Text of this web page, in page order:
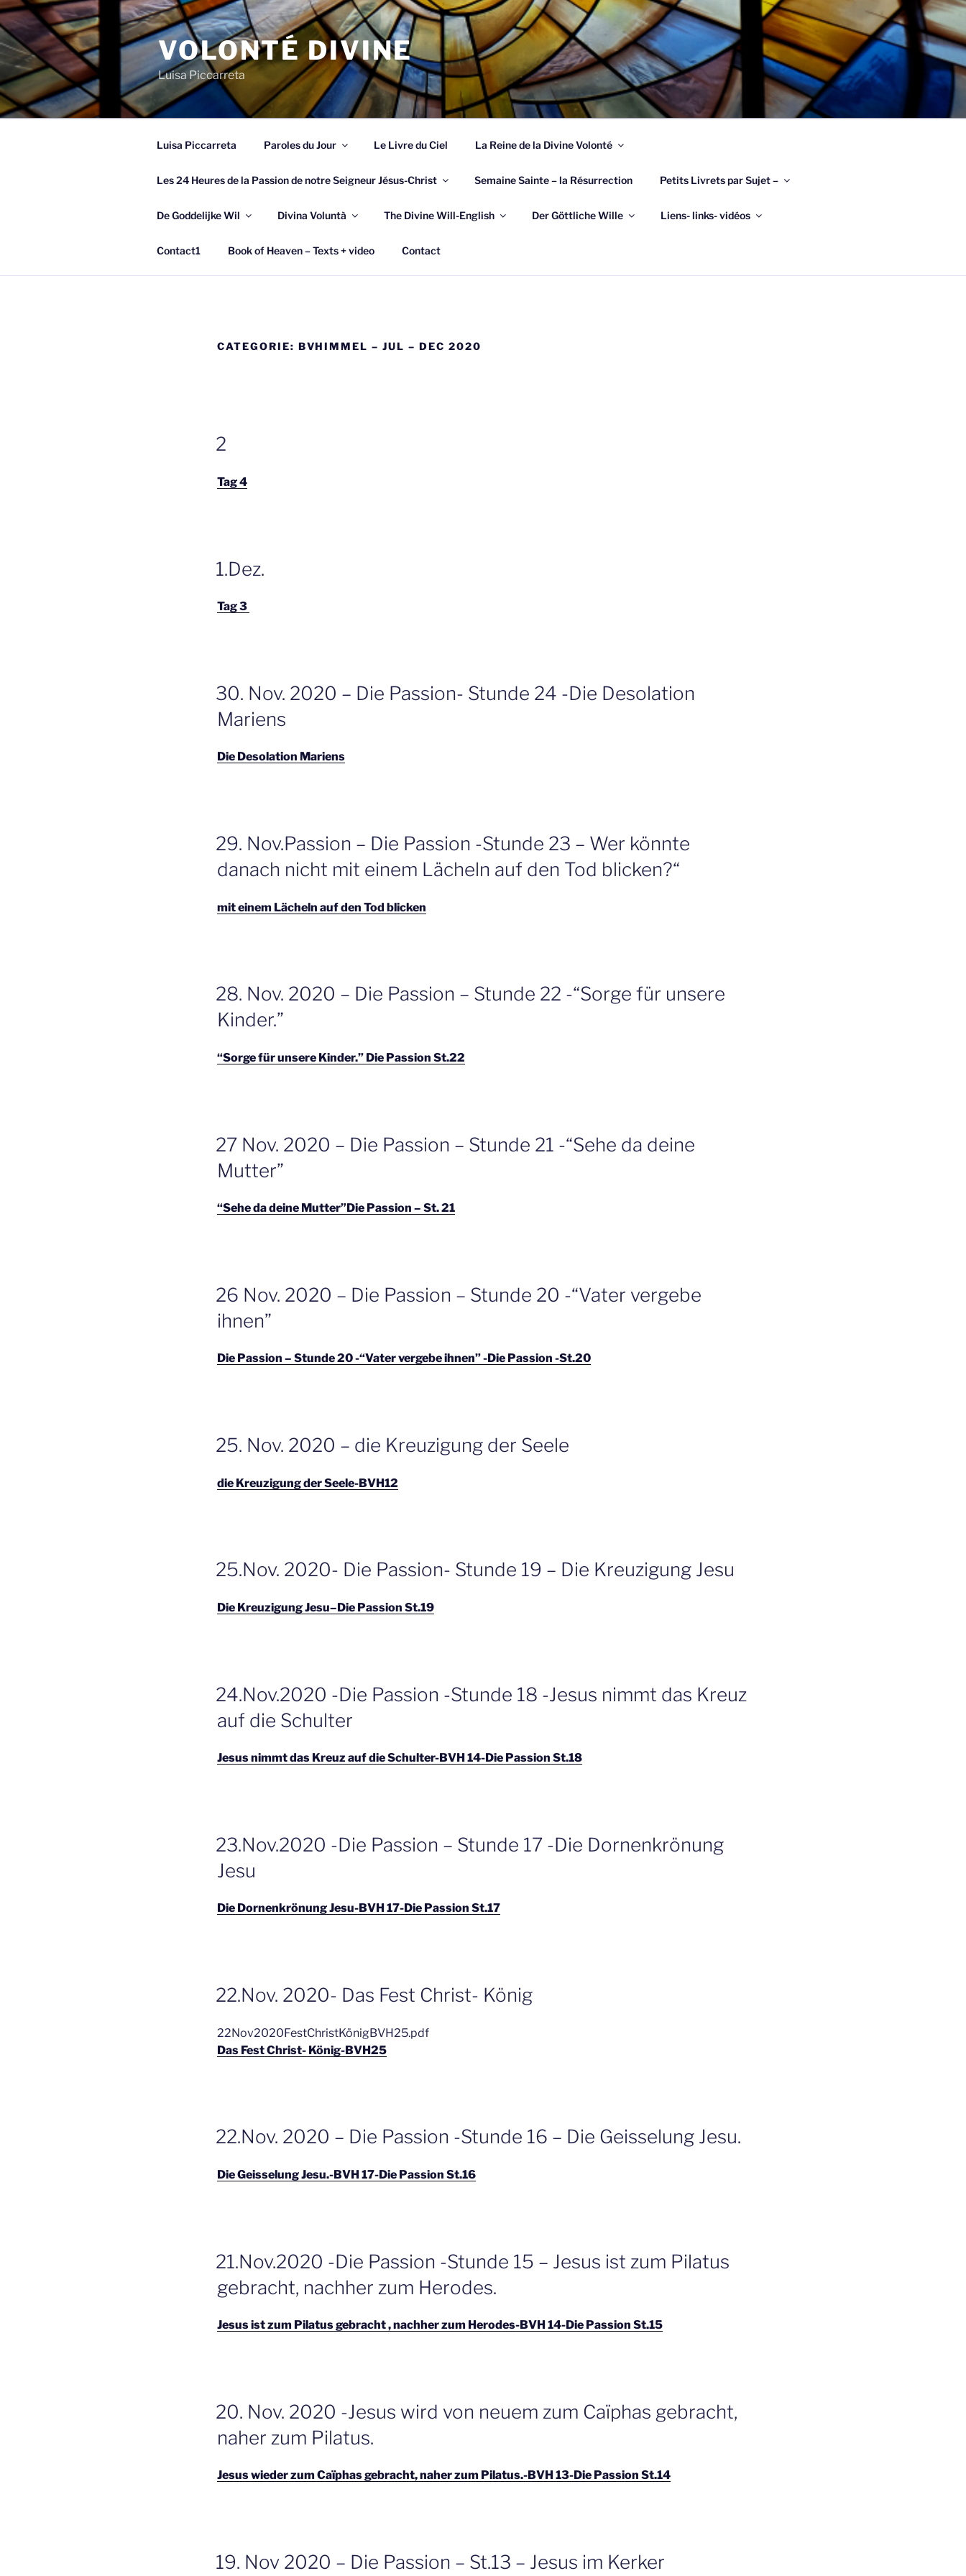
Spring
naar
de
inhoud
VOLONTÉ DIVINE
Luisa Piccarreta
Luisa Piccarreta Paroles du Jour Le Livre du Ciel La Reine de la Divine Volonté
Les 24 Heures de la Passion de notre Seigneur Jésus-Christ Semaine Sainte – la Résurrection Petits Livrets par Sujet –
De Goddelijke Wil Divina Voluntà The Divine Will-English Der Göttliche Wille Liens- links- vidéos
Contact1 Book of Heaven – Texts + video Contact
CATEGORIE: BVHIMMEL – JUL – DEC 2020
GEPLAATST
OP
2
Tag 4
1.Dez.
Tag 3
GEPLAATST
OP
30. Nov. 2020 – Die Passion- Stunde 24 -Die Desolation
Mariens
Die Desolation Mariens
GEPLAATST
OP
29. Nov.Passion – Die Passion -Stunde 23 – Wer könnte
danach nicht mit einem Lächeln auf den Tod blicken?“
mit einem Lächeln auf den Tod blicken
GEPLAATST
OP
28. Nov. 2020 – Die Passion – Stunde 22 -“Sorge für unsere
Kinder.”
“Sorge für unsere Kinder.” Die Passion St.22
OP
27 Nov. 2020 – Die Passion – Stunde 21 -“Sehe da deine
Mutter”
“Sehe da deine Mutter”Die Passion – St. 21
GEPLAATST
OP
26 Nov. 2020 – Die Passion – Stunde 20 -“Vater vergebe
ihnen”
Die Passion – Stunde 20 -“Vater vergebe ihnen” -Die Passion -St.20
GEPLAATST
OP
25. Nov. 2020 – die Kreuzigung der Seele
die Kreuzigung der Seele-BVH12
GEPLAATST
OP
25.Nov. 2020- Die Passion- Stunde 19 – Die Kreuzigung Jesu
Die Kreuzigung Jesu–Die Passion St.19
OP
24.Nov.2020 -Die Passion -Stunde 18 -Jesus nimmt das Kreuz
auf die Schulter
Jesus nimmt das Kreuz auf die Schulter-BVH 14-Die Passion St.18
GEPLAATST
OP
23.Nov.2020 -Die Passion – Stunde 17 -Die Dornenkrönung
Jesu
Die Dornenkrönung Jesu-BVH 17-Die Passion St.17
GEPLAATST
OP
22.Nov. 2020- Das Fest Christ- König
22Nov2020FestChristKönigBVH25.pdf
Das Fest Christ- König-BVH25
GEPLAATST
OP
22.Nov. 2020 – Die Passion -Stunde 16 – Die Geisselung Jesu.
Die Geisselung Jesu.-BVH 17-Die Passion St.16
OP
21.Nov.2020 -Die Passion -Stunde 15 – Jesus ist zum Pilatus
gebracht, nachher zum Herodes.
Jesus ist zum Pilatus gebracht , nachher zum Herodes-BVH 14-Die Passion St.15
GEPLAATST
OP
20. Nov. 2020 -Jesus wird von neuem zum Caïphas gebracht,
naher zum Pilatus.
Jesus wieder zum Caïphas gebracht, naher zum Pilatus.-BVH 13-Die Passion St.14
GEPLAATST
OP
19. Nov 2020 – Die Passion – St.13 – Jesus im Kerker